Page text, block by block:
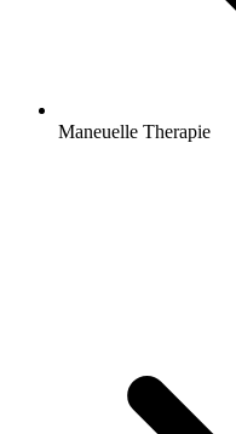
Maneuelle Therapie